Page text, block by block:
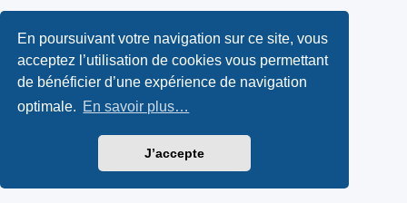
En poursuivant votre navigation sur ce site, vous
acceptez l’utilisation de cookies vous permettant
de bénéficier d’une expérience de navigation
optimale. En savoir plus…
J’accepte